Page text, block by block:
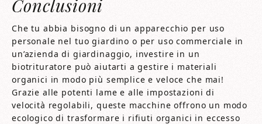
Conclusioni
Che tu abbia bisogno di un apparecchio per uso
personale nel tuo giardino o per uso commerciale in
un’azienda di giardinaggio, investire in un
biotrituratore può aiutarti a gestire i materiali
organici in modo più semplice e veloce che mai!
Grazie alle potenti lame e alle impostazioni di
velocità regolabili, queste macchine offrono un modo
ecologico di trasformare i rifiuti organici in eccesso